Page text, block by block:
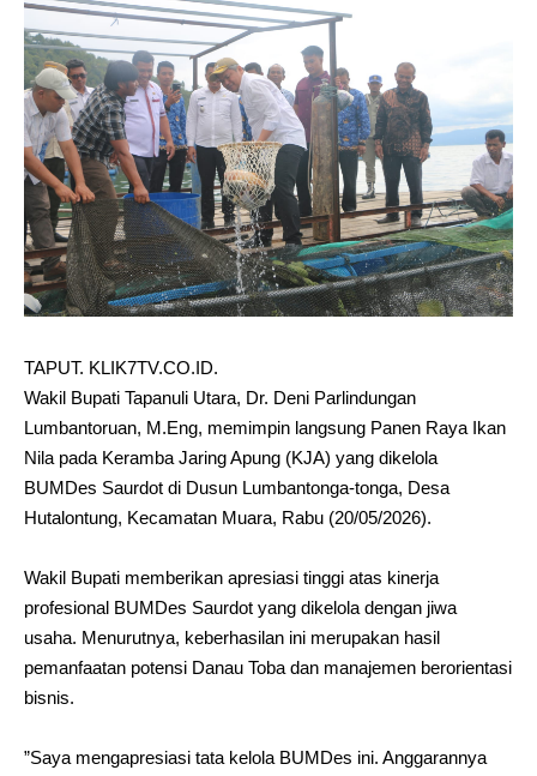
TAPUT. KLIK7TV.CO.ID.
‎Wakil Bupati Tapanuli Utara, Dr. Deni Parlindungan
Lumbantoruan, M.Eng, memimpin langsung Panen Raya Ikan
Nila pada Keramba Jaring Apung (KJA) yang dikelola
BUMDes Saurdot di Dusun Lumbantonga-tonga, Desa
Hutalontung, Kecamatan Muara, Rabu (20/05/2026).
‎Wakil Bupati memberikan apresiasi tinggi atas kinerja
profesional BUMDes Saurdot yang dikelola dengan jiwa
usaha. Menurutnya, keberhasilan ini merupakan hasil
pemanfaatan potensi Danau Toba dan manajemen berorientasi
bisnis.
‎”Saya mengapresiasi tata kelola BUMDes ini. Anggarannya